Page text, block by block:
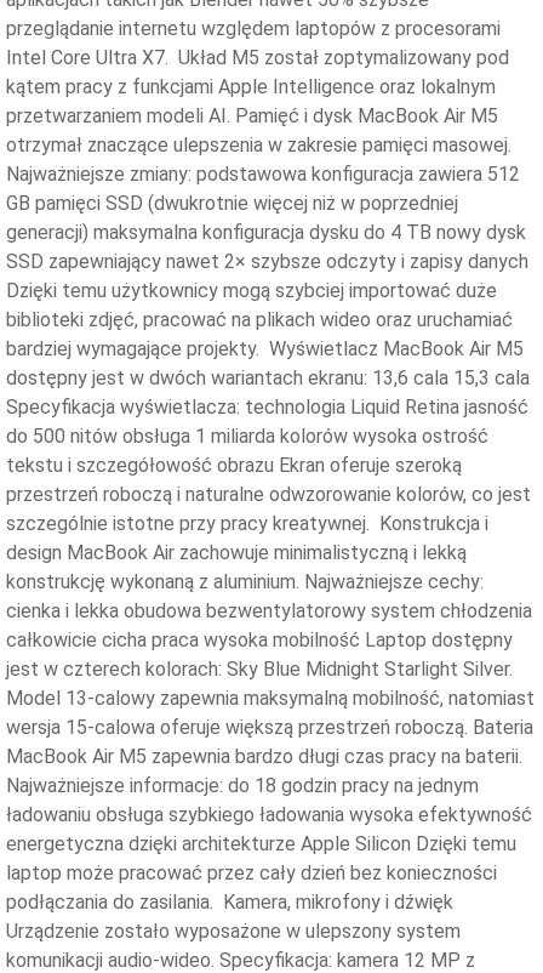
przeglądanie internetu względem laptopów z procesorami
Intel Core Ultra X7. Układ M5 został zoptymalizowany pod
kątem pracy z funkcjami Apple Intelligence oraz lokalnym
przetwarzaniem modeli AI. Pamięć i dysk MacBook Air M5
otrzymał znaczące ulepszenia w zakresie pamięci masowej.
Najważniejsze zmiany: podstawowa konfiguracja zawiera 512
GB pamięci SSD (dwukrotnie więcej niż w poprzedniej
generacji) maksymalna konfiguracja dysku do 4 TB nowy dysk
SSD zapewniający nawet 2× szybsze odczyty i zapisy danych
Dzięki temu użytkownicy mogą szybciej importować duże
biblioteki zdjęć, pracować na plikach wideo oraz uruchamiać
bardziej wymagające projekty. Wyświetlacz MacBook Air M5
dostępny jest w dwóch wariantach ekranu: 13,6 cala 15,3 cala
Specyfikacja wyświetlacza: technologia Liquid Retina jasność
do 500 nitów obsługa 1 miliarda kolorów wysoka ostrość
tekstu i szczegółowość obrazu Ekran oferuje szeroką
przestrzeń roboczą i naturalne odwzorowanie kolorów, co jest
szczególnie istotne przy pracy kreatywnej. Konstrukcja i
design MacBook Air zachowuje minimalistyczną i lekką
konstrukcję wykonaną z aluminium. Najważniejsze cechy:
cienka i lekka obudowa bezwentylatorowy system chłodzenia
całkowicie cicha praca wysoka mobilność Laptop dostępny
jest w czterech kolorach: Sky Blue Midnight Starlight Silver.
Model 13-calowy zapewnia maksymalną mobilność, natomiast
wersja 15-calowa oferuje większą przestrzeń roboczą. Bateria
MacBook Air M5 zapewnia bardzo długi czas pracy na baterii.
Najważniejsze informacje: do 18 godzin pracy na jednym
ładowaniu obsługa szybkiego ładowania wysoka efektywność
energetyczna dzięki architekturze Apple Silicon Dzięki temu
laptop może pracować przez cały dzień bez konieczności
podłączania do zasilania. Kamera, mikrofony i dźwięk
Urządzenie zostało wyposażone w ulepszony system
komunikacji audio-wideo. Specyfikacja: kamera 12 MP z